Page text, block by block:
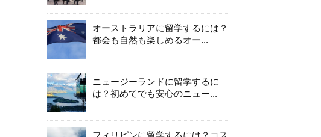
オーストラリアに留学するには？
都会も自然も楽しめるオー...
ニュージーランドに留学するに
は？初めてでも安心のニュー...